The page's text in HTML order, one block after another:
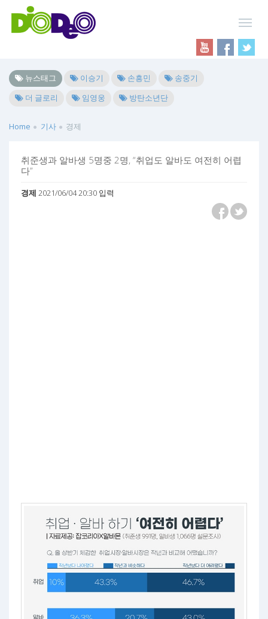
뉴스태그 이승기 손흥민
송중기
더 글로리
임영웅 방탄소년단
Home 기사 경제
취준생과 알바생 5명중 2명, “취업도 알바도 여전히 어렵
다”
경제 2021/06/04 20:30 입력